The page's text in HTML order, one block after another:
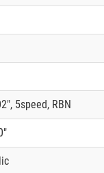
5speed, RBN